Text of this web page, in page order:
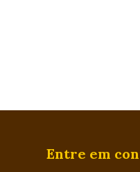
Entre em